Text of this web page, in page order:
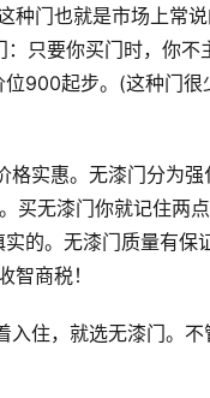
种门也就是市场上常
只要你买门时，你不
900起步。(这种门
买无漆门你就记住两
的。无漆门质量有保
商税！